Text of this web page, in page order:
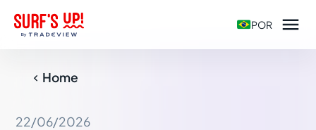
POR 
 Home
22/06/2026